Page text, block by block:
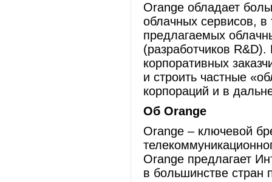
Orange обладает
облачных сервисов,
предлагаемых
(разработчиков
корпоративных
и строить частные
корпораций и в
Об Orange
Orange – ключевой
Orange предлагает
в большинстве стран